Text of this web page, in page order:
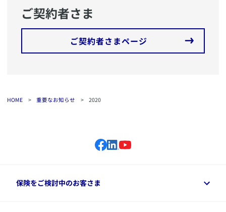
ご契約者さま
ご契約者さまページ
HOME > 重要なお知らせ > 2020
保険をご検討中のお客さま